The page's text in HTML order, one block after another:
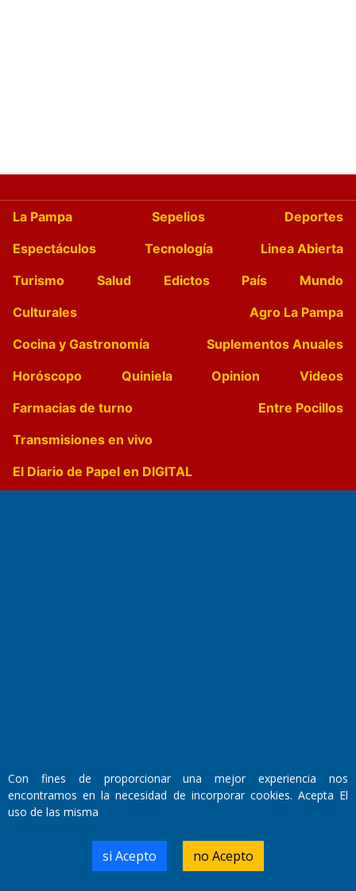
La Pampa Sepelios
Deportes
Espectáculos
Tecnología
Linea Abierta
Turismo
Salud Edictos País
Mundo
Culturales
Agro La Pampa
Cocina y Gastronomía
Suplementos Anuales
Horóscopo
Quiniela Opinion
Videos
Farmacias de turno
Entre Pocillos
Transmisiones en vivo
El Diario de Papel en DIGITAL
Director Periodístico:
Walter René Goñi
Domicilio Legal: José Ingenieros 855,
Santa Rosa, La Pampa.
Número de Registro DNDA:
Con fines de proporcionar una mejor experiencia nos
encontramos en la necesidad de incorporar cookies. Acepta El
uso de las misma
si Acepto no Acepto